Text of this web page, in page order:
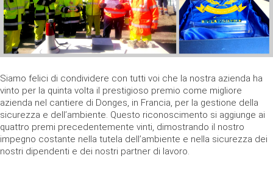
Siamo felici di condividere con tutti voi che la nostra azienda ha
vinto per la quinta volta il prestigioso premio come migliore
azienda nel cantiere di Donges, in Francia, per la gestione della
sicurezza e dell’ambiente. Questo riconoscimento si aggiunge ai
quattro premi precedentemente vinti, dimostrando il nostro
impegno costante nella tutela dell’ambiente e nella sicurezza dei
nostri dipendenti e dei nostri partner di lavoro.